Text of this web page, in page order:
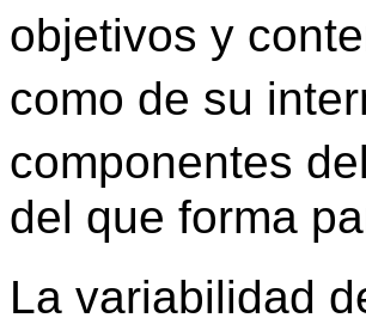
objetivos y
como de su
componentes
del que forma
La variabilidad